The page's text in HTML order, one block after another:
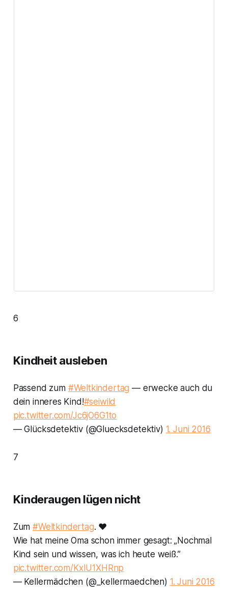
6
Kindheit ausleben
Passend zum #Weltkindertag — erwecke auch du
dein inneres Kind!#seiwild
pic.twitter.com/Jc6jO6G1to
— Glücksdetektiv (@Gluecksdetektiv) 1. Juni 2016
7
Kinderaugen lügen nicht
Zum#Weltkindertag. ❤️
Wie hat meine Oma schon immer gesagt: „Nochmal
Kind sein und wissen, was ich heute weiß.”
pic.twitter.com/KxIU1XHRnp
— Kellermädchen (@_kellermaedchen) 1. Juni 2016